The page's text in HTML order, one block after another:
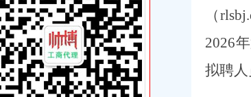
（
2026
拟聘人